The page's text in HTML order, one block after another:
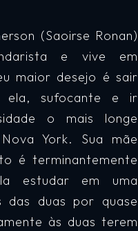
(Saoirse Ronan)
e vive em
maior desejo é sair
ela, sufocante e ir
o mais longe
York. Sua mãe
é terminantemente
estudar em uma
das duas por quase
às duas terem